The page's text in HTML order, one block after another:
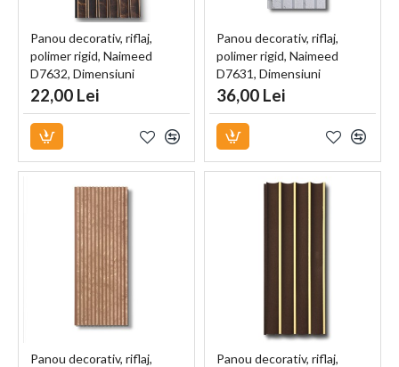
Panou decorativ, riflaj,
polimer rigid, Naimeed
D7632, Dimensiuni
270x12x0.55cm, Negru
Bronz
22,00 Lei
Panou decorativ, riflaj,
polimer rigid, Naimeed
D7631, Dimensiuni
270x11.8x1.1cm, Alb
36,00 Lei
Panou decorativ, riflaj,
Panou decorativ, riflaj,